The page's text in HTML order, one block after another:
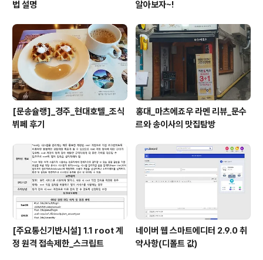
법 설명
알아보자~!
[문송슐랭]_경주_현대호텔_조식
뷔페 후기
홍대_마츠에죠우 라멘 리뷰_문수
르와 송이사의 맛집탐방
[주요통신기반시설] 1.1 root 계
정 원격 접속제한_스크립트
네이버 웹 스마트에디터 2.9.0 취
약사항(디폴트 값)